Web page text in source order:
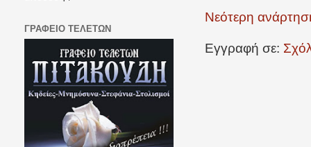
Νεότερη
Εγγραφή σε:
ΓΡΑΦΕΙΟ ΤΕΛΕΤΩΝ